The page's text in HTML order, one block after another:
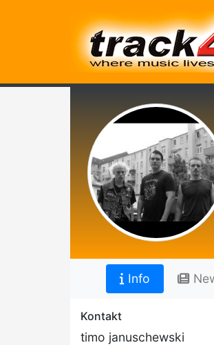
Info
Kontakt
timo januschewski